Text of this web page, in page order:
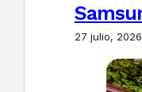
27 julio, 2026